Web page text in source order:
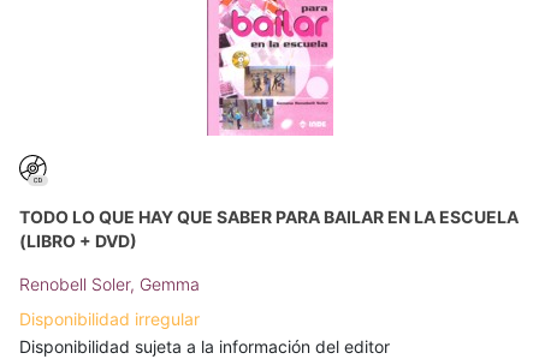
TODO LO QUE HAY QUE SABER PARA BAILAR EN LA ESCUELA
(LIBRO + DVD)
Renobell Soler, Gemma
Disponibilidad irregular
Disponibilidad sujeta a la información del editor